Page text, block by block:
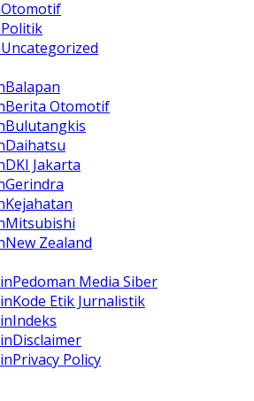
Otomotif
Politik
Uncategorized
Balapan
Berita Otomotif
Bulutangkis
Daihatsu
DKI Jakarta
Gerindra
Kejahatan
Mitsubishi
New Zealand
Pedoman Media Siber
Kode Etik Jurnalistik
Indeks
Disclaimer
Privacy Policy